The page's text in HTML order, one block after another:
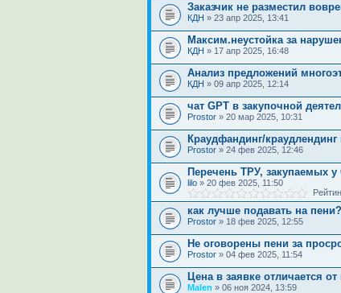
Заказчик не разместил
КДН » 23 апр 2025, 13:41
Максим.неустойка за
КДН » 17 апр 2025, 16:48
Анализ предложений
КДН » 09 апр 2025, 12:14
чат GPT в закупочной
Prostor » 20 мар 2025, 10:31
Краудфандинг/краудлендинг
Prostor » 24 фев 2025, 12:46
Перечень ТРУ, закупаемых
lilo » 20 фев 2025, 11:50
как лучше подавать на пени?
Prostor » 18 фев 2025, 12:55
Не оговорены пени за
Prostor » 04 фев 2025, 11:54
Цена в заявке отличается
Malen » 06 ноя 2024, 13:59